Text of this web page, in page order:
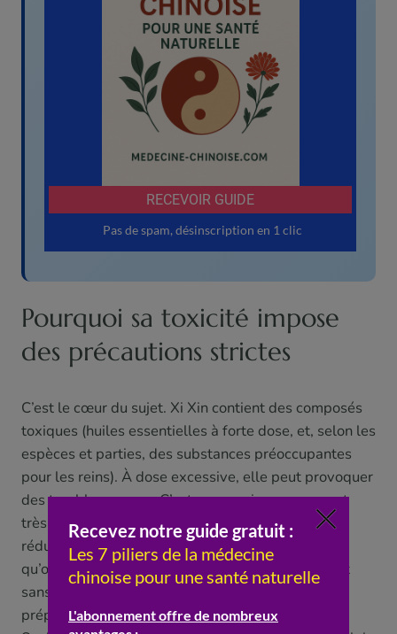
Pourquoi sa toxicité impose
des précautions strictes
C’est le cœur du sujet. Xi Xin contient des composés
toxiques (huiles essentielles à forte dose, et, selon les
espèces et parties, des substances préoccupantes
pour les reins). À dose excessive, elle peut provoquer
des troubles graves. C’est pourquoi son usage est
très réglementé, qu’on privilégie la décoction (qui
réduit certains composés volatils) à la poudre, et
qu’on respecte des doses minuscules. La règle est
sans appel : aucune automédication, aucune
préparation maison, jamais en poudre à l’aveugle.